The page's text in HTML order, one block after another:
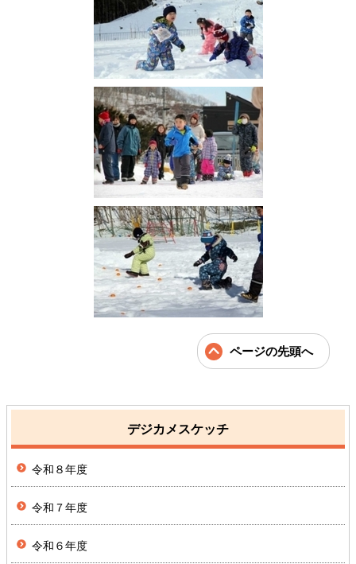
ページの先頭へ
デジカメスケッチ
令和８年度
令和７年度
令和６年度